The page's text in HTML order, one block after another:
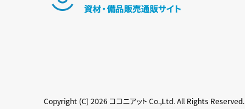
Copyright (C) 2026 ココニアット Co.,Ltd. All Rights Reserved.